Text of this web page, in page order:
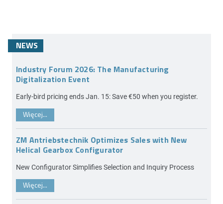
NEWS
Industry Forum 2026: The Manufacturing
Digitalization Event
Early-bird pricing ends Jan. 15: Save €50 when you register.
Więcej...
ZM Antriebstechnik Optimizes Sales with New
Helical Gearbox Configurator
New Configurator Simplifies Selection and Inquiry Process
Więcej...